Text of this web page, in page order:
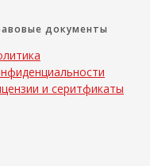
документы
и серитфикаты